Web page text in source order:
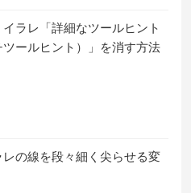
イラレ「詳細なツールヒント
ツールヒント）」を消す方法
の線を段々細く尖らせる変